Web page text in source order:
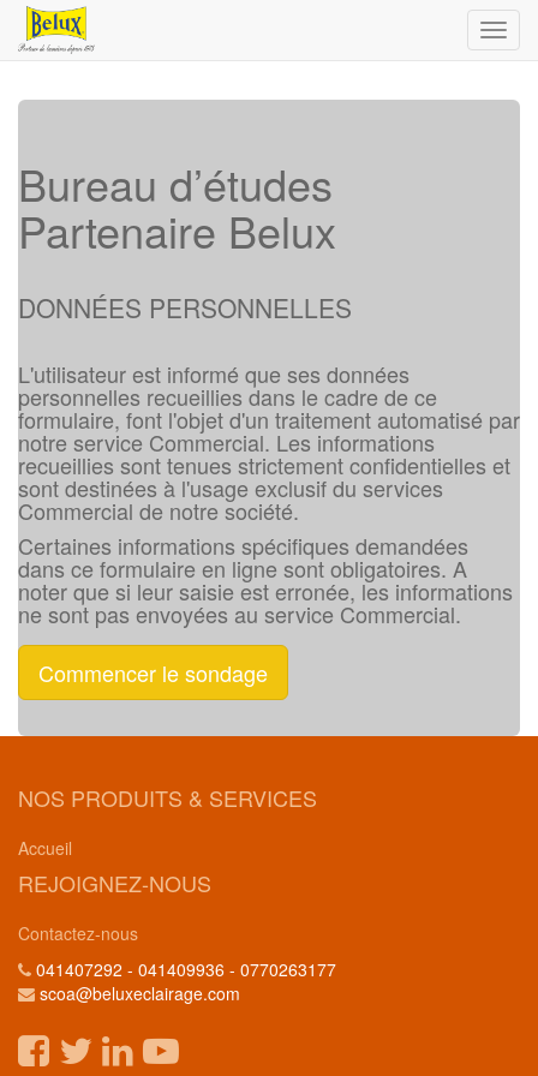
Bureau d’études
Partenaire Belux
DONNÉES PERSONNELLES
L'utilisateur est informé que ses données
personnelles recueillies dans le cadre de ce
formulaire, font l'objet d'un traitement automatisé par
notre service Commercial. Les informations
recueillies sont tenues strictement confidentielles et
sont destinées à l'usage exclusif du services
Commercial de notre société.
Certaines informations spécifiques demandées
dans ce formulaire en ligne sont obligatoires. A
noter que si leur saisie est erronée, les informations
ne sont pas envoyées au service Commercial.
Commencer le sondage
NOS PRODUITS & SERVICES
Accueil
REJOIGNEZ-NOUS
Contactez-nous
041407292 - 041409936 - 0770263177
scoa@beluxeclairage.com